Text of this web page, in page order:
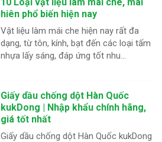
hiên phổ biến hiện nay
Vật liệu làm mái che hiện nay rất đa
dạng, từ tôn, kính, bạt đến các loại tấm
nhựa lấy sáng, đáp ứng tốt nhu...
Giấy dầu chống dột Hàn Quốc
kukDong | Nhập khẩu chính hãng,
giá tốt nhất
Giấy dầu chống dột Hàn Quốc kukDong